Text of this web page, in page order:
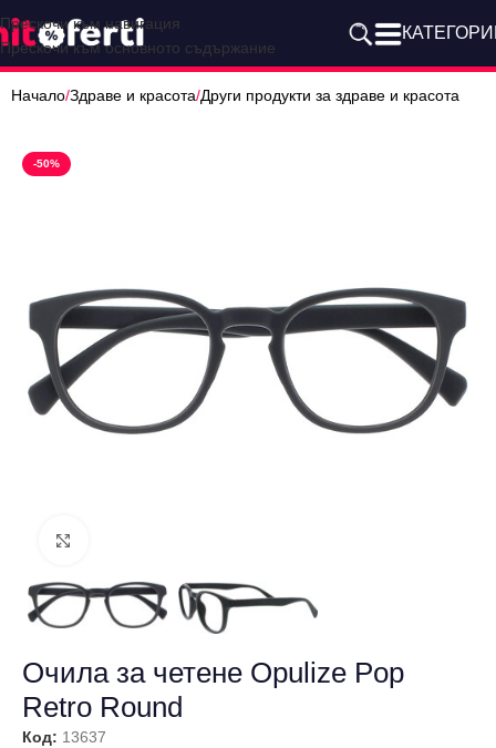
Прескочи към навигация
Прескочи към основното съдържание
Начало/Здраве и красота/Други продукти за здраве и красота
-50%
Очила за четене Opulize Pop
Retro Round
Код: 13637